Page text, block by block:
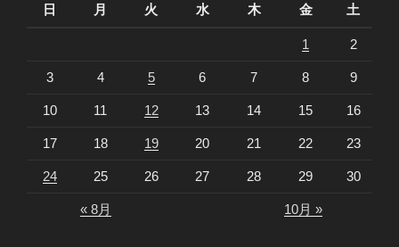
日
月 火 水 木 金 土
1 2
3 4 5 6 7 8 9
10 11 12 13 14 15 16
17 18 19 20 21 22 23
24 25 26 27 28 29 30
« 8月 10月 »